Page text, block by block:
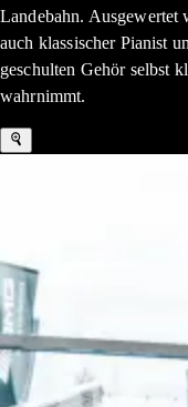
Landebahn. Ausgewertet
auch klassischer Pianist
geschulten Gehör selbst
wahrnimmt.